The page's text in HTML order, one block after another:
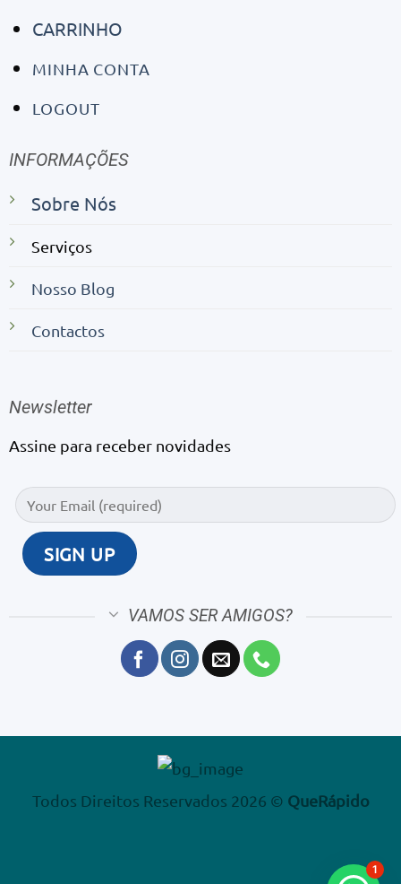
CARRINHO
MINHA CONTA
LOGOUT
INFORMAÇÕES
Sobre Nós
Serviços
Nosso Blog
Contactos
Newsletter
Assine para receber novidades
VAMOS SER AMIGOS?
Todos Direitos Reservados 2026 © QueRápido
1